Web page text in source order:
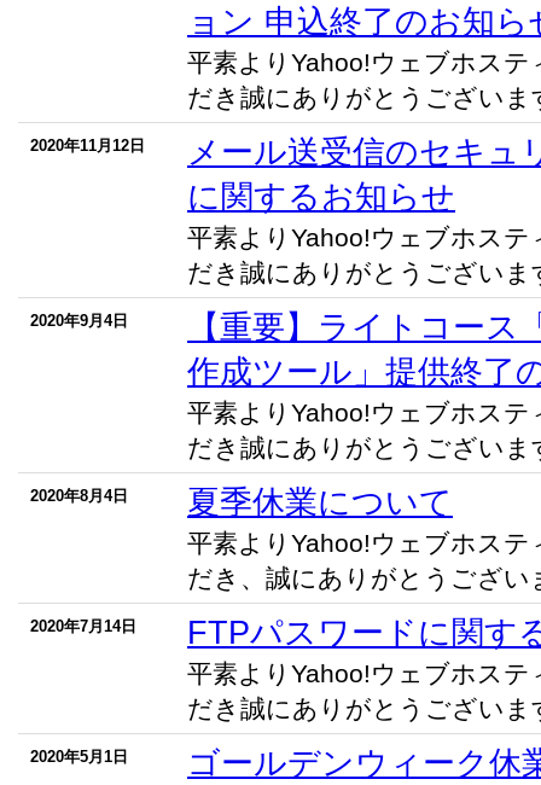
ョン 申込終了のお知ら
平素よりYahoo!ウェブホス
だき誠にありがとうございま
2020年11月12日
メール送受信のセキュ
に関するお知らせ
平素よりYahoo!ウェブホス
だき誠にありがとうございま
2020年9月4日
【重要】ライトコース
作成ツール」提供終了
平素よりYahoo!ウェブホス
だき誠にありがとうございま
2020年8月4日 夏季休業について
平素よりYahoo!ウェブホス
だき、誠にありがとうござい
2020年7月14日 FTPパスワードに関す
平素よりYahoo!ウェブホス
だき誠にありがとうございま
2020年5月1日 ゴールデンウィーク休